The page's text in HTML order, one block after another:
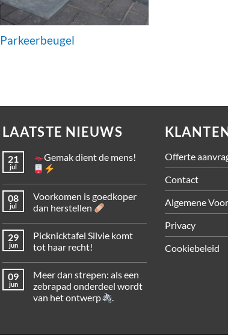
Parkeerbeugel
LAATSTE NIEUWS
21
jul
Gemak dient de mens!
08
jul
Voorkomen is goedkoper
dan herstellen
29
jun
Picknicktafel Silvie komt
tot haar recht!
09
jun
Meer dan strepen: als een
zebrapad onderdeel wordt
van het ontwerp
.
Offerte
Contact
Algemene
Privacy
Cookiebeleid